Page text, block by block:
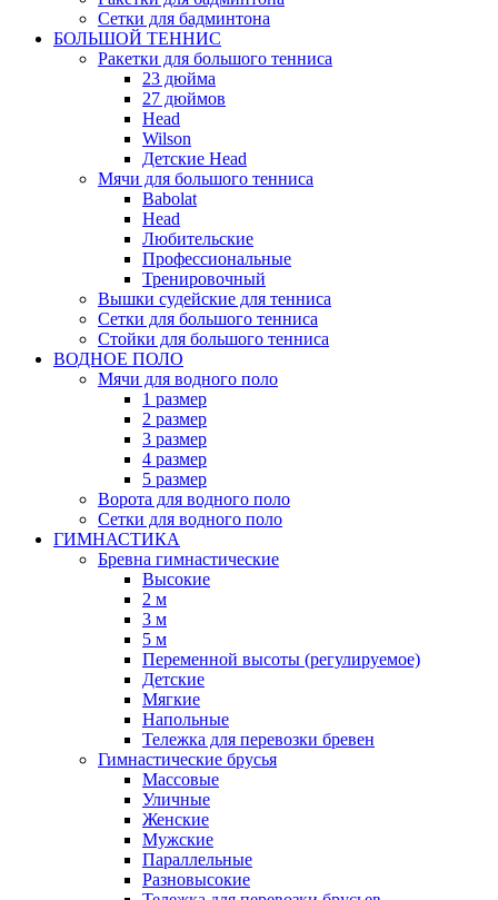
Сетки для бадминтона
БОЛЬШОЙ ТЕННИС
Ракетки для большого тенниса
23 дюйма
27 дюймов
Head
Wilson
Детские Head
Мячи для большого тенниса
Babolat
Head
Любительские
Профессиональные
Тренировочный
Вышки судейские для тенниса
Сетки для большого тенниса
Стойки для большого тенниса
ВОДНОЕ ПОЛО
Мячи для водного поло
1 размер
2 размер
3 размер
4 размер
5 размер
Ворота для водного поло
Сетки для водного поло
ГИМНАСТИКА
Бревна гимнастические
Высокие
2 м
3 м
5 м
Переменной высоты (регулируемое)
Детские
Мягкие
Напольные
Тележка для перевозки бревен
Гимнастические брусья
Массовые
Уличные
Женские
Мужские
Параллельные
Разновысокие